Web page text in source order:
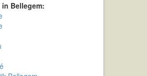
Bellegem: